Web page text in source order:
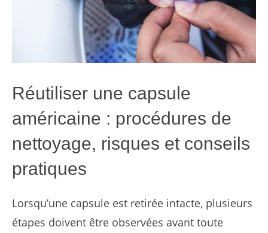
Réutiliser une capsule
américaine : procédures de
nettoyage, risques et conseils
pratiques
Lorsqu’une capsule est retirée intacte, plusieurs
étapes doivent être observées avant toute